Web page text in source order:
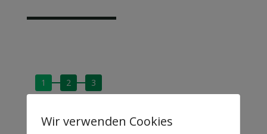
1 2 3
In drei Schritten zur Buchung
Schritt 1: Datum & Uhrzeit auswählen
Wir verwenden Cookies